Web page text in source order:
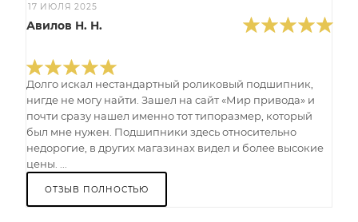
17 ИЮЛЯ 2025
Авилов Н. Н.
Долго искал нестандартный роликовый подшипник,
нигде не могу найти. Зашел на сайт «Мир привода» и
почти сразу нашел именно тот типоразмер, который
был мне нужен. Подшипники здесь относительно
недорогие, в других магазинах видел и более высокие
цены. ...
ОТЗЫВ ПОЛНОСТЬЮ